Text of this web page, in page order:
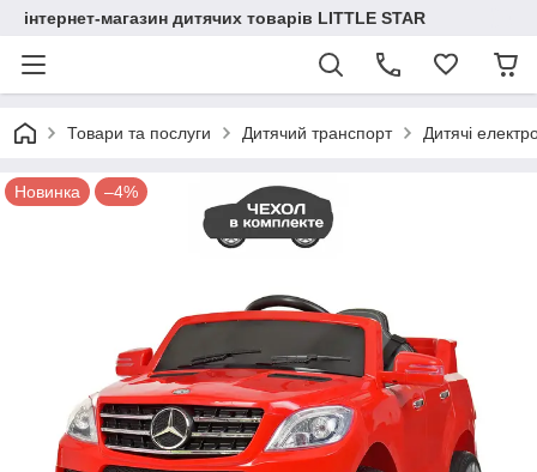
інтернет-магазин дитячих товарів LITTLE STAR
Товари та послуги Дитячий транспорт Дитячі
Новинка –4%